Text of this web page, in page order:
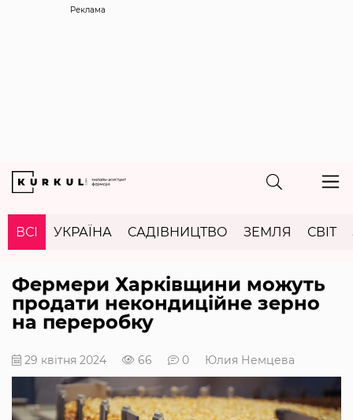
Реклама
ВСІ УКРАЇНА САДІВНИЦТВО ЗЕМЛЯ СВІТ
Фермери Харківщини можуть
продати некондиційне зерно
на переробку
29 квітня 2024 66 0 Юлия Немцева